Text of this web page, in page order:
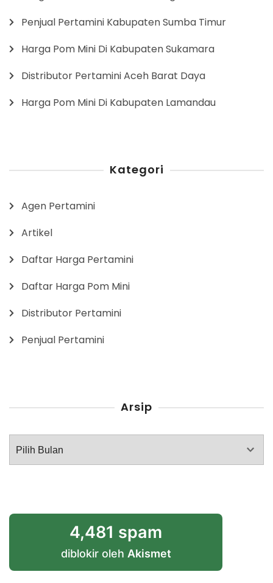
Penjual Pertamini Kabupaten Sumba Timur
Harga Pom Mini Di Kabupaten Sukamara
Distributor Pertamini Aceh Barat Daya
Harga Pom Mini Di Kabupaten Lamandau
Kategori
Agen Pertamini
Artikel
Daftar Harga Pertamini
Daftar Harga Pom Mini
Distributor Pertamini
Penjual Pertamini
Arsip
Arsip
4,481 spam
diblokir oleh Akismet